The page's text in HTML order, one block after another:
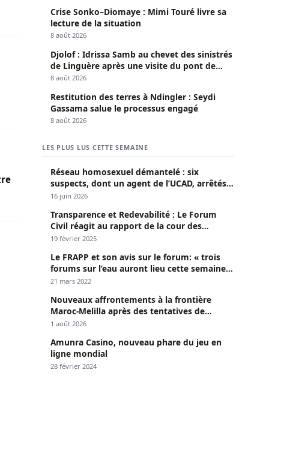
de 1 400 églises de réveil après un drame à Yaoundé
devant un tribunal militaire, le spectre de la prison se
Crise Sonko–Diomaye : Mimi Touré livre sa
lecture de la situation
8 août 2026
Djolof : Idrissa Samb au chevet des sinistrés
de Linguère après une visite du pont de
Thylla
8 août 2026
Restitution des terres à Ndingler : Seydi
Gassama salue le processus engagé
8 août 2026
LES PLUS LUS CETTE SEMAINE
Réseau homosexuel démantelé : six
suspects, dont un agent de l’UCAD, arrêtés à
Keur Massar ; l’un avoue avoir propagé le
16 juin 2026
Transparence et Redevabilité : Le Forum
Civil réagit au rapport de la cour des
comptes
19 février 2025
Le FRAPP et son avis sur le forum: « trois
forums sur l’eau auront lieu cette semaine à
Dakar »
21 mars 2022
Nouveaux affrontements à la frontière
Maroc-Melilla après des tentatives de
passage
1 août 2026
Amunra Casino, nouveau phare du jeu en
ligne mondial
28 février 2024